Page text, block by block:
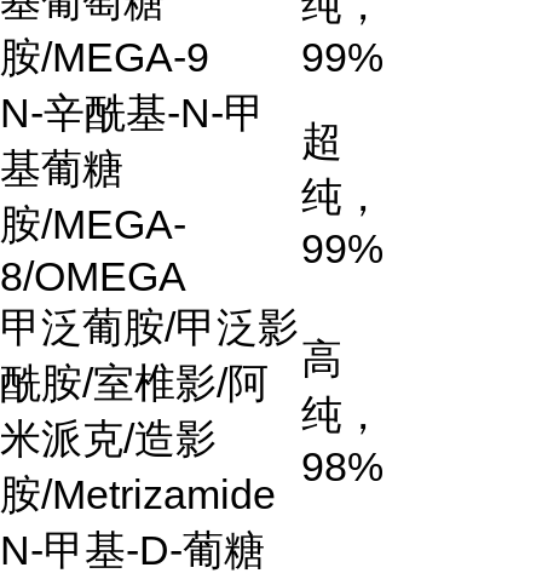
胺/MEGA-9
99%
N-辛酰基-N-甲
基葡糖
胺/MEGA-
8/OMEGA
超
纯，
99%
甲泛葡胺/甲泛影
酰胺/室椎影/阿
米派克/造影
胺/Metrizamide
高
纯，
98%
N-甲基-D-葡糖